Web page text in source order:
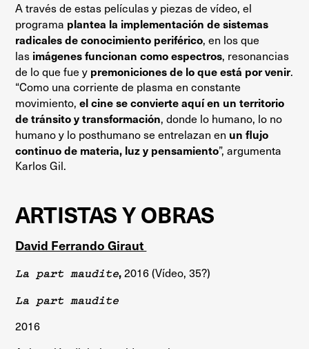
A través de estas películas y piezas de vídeo, el
programa plantea la implementación de sistemas
radicales de conocimiento periférico, en los que
las imágenes funcionan como espectros, resonancias
de lo que fue y premoniciones de lo que está por venir.
“Como una corriente de plasma en constante
movimiento,el cine se convierte aquí en un territorio
de tránsito y transformación, donde lo humano, lo no
humano y lo posthumano se entrelazan en un flujo
continuo de materia, luz y pensamiento”, argumenta
Karlos Gil.
ARTISTAS Y OBRAS
David Ferrando Giraut
La part maudite,2016 (Vídeo, 35?)
La part maudite
2016